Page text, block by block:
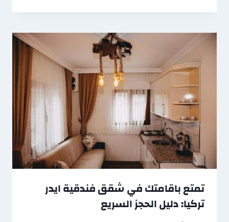
تمتع باقامتك في شقق فندقية ايدر
تركيا: دليل الحجز السريع